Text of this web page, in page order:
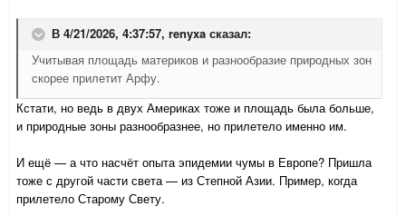
В 4/21/2026, 4:37:57, renyxa сказал:
Учитывая площадь материков и разнообразие природных зон
скорее прилетит Арфу.
Кстати, но ведь в двух Америках тоже и площадь была больше,
и природные зоны разнообразнее, но прилетело именно им.
И ещё — а что насчёт опыта эпидемии чумы в Европе? Пришла
тоже с другой части света — из Степной Азии. Пример, когда
прилетело Старому Свету.